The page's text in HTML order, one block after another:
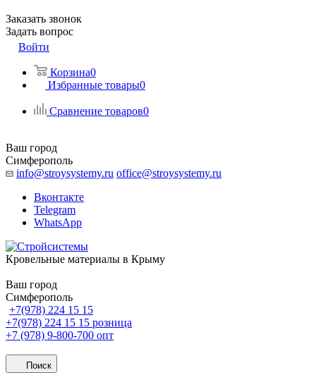
Заказать звонок
Задать вопрос
Войти
Корзина0
Избранные товары0
Сравнение товаров0
Ваш город
Симферополь
info@stroysystemy.ru office@stroysystemy.ru
Вконтакте
Telegram
WhatsApp
Кровельные материалы в Крыму
Ваш город
Симферополь
+7(978) 224 15 15
+7(978) 224 15 15 розница
+7 (978) 9-800-700 опт
Поиск